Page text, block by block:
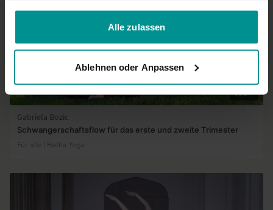
gesammelt haben.
Alle zulassen
Ablehnen oder Anpassen
31:27
Gabriela Bozic
Schwangerschaftsflow für das erste und zweite Trimester
Für alle | Hatha Yoga